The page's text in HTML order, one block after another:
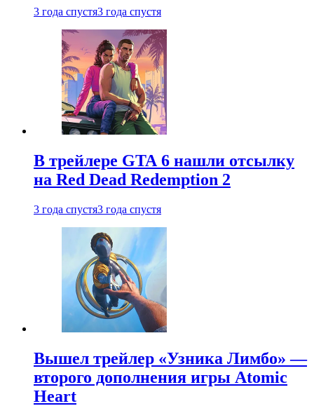
3 года спустя3 года спустя
В трейлере GTA 6 нашли отсылку
на Red Dead Redemption 2
3 года спустя3 года спустя
Вышел трейлер «Узника Лимбо» —
второго дополнения игры Atomic
Heart